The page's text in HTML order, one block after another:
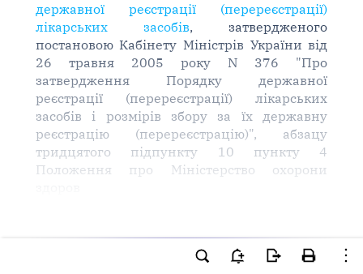
державної реєстрації (перереєстрації)
лікарських засобів, затвердженого
постановою Кабінету Міністрів України від
26 травня 2005 року N 376 "Про
затвердження Порядку державної
реєстрації (перереєстрації) лікарських
засобів і розмірів збору за їх державну
реєстрацію (перереєстрацію)", абзацу
тридцятого підпункту 10 пункту 4
Положення про Міністерство охорони